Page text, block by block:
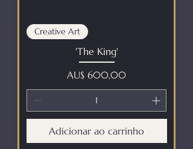
Creative Art
'The King'
Preço
AU$ 600,00
Adicionar ao carrinho